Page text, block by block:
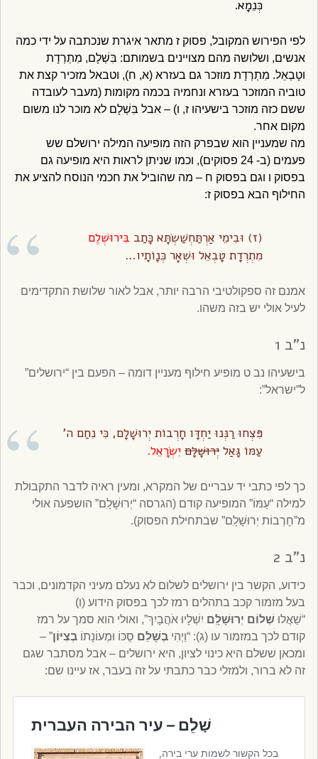
כְּנֵמָא.
לפי הפירוש המקובל, פסוק ז מתאר איגרת שנכתבה על ידי כמה
אנשים, ושלושה מהם מצויינים בשמותם: בִּשְׁלָם, מִתְרְדָת
וטָבְאֵל. מִתְרְדָת מוזכר גם בעזרא (א, ח), וטבאל מזכיר קצת את
טוביה המוזכר בעזרא ונחמיה בכמה מקומות (מעבר לעובדה
ששם כזה מוזכר בישעיהו ז, ו) – אבל בִּשְׁלָם לא מוכר לנו משום
מקום אחר.
מה שמעניין הוא שבפרק הזה מופיעה המילה ירושלם שש
פעמים (ב- 24 פסוקים), וכמו שניתן לראות היא מופיעה גם
בפסוק ו וגם בפסוק ח – מה שהוביל את חכמי הנוסח להציע את
החילוף הבא בפסוק ז:
(ז) וּבִימֵי אַרְתַּחְשַׁשְׂתָּא כָּתַב בִּירוּשְׁלֶם
מִתְרְדָת טָבְאֵל וּשְׁאָר כְּנָו‍ֹתָיו…
אמנם זה ספקולטיבי הרבה יותר, אבל לאור שלושת התקדימים
לעיל אולי יש בזה משהו.
נ”ב 1
בישעיהו נב ט מופיע חילוף מעניין דומה – הפעם בין “ירושלים”
ל”ישראל”:
פִּצְחוּ רַנְּנוּ יַחְדָּו חָרְבוֹת יְרוּשָׁלָ‍ִם, כִּי נִחַם ה’
עַמּוֹ גָּאַליְרוּשָׁלָ‍ִם יִשְׂרָאֵל.
כך לפי כתבי יד עבריים של המקרא, ומעין ראיה לדבר התקבולת
למילה “עַמּוֹ” המופיעה קודם (הגרסה “יְרוּשָׁלָ‍ִם” הושפעה אולי
מ”חָרְבוֹת יְרוּשָׁלָ‍ִם” שבתחילת הפסוק).
נ”ב 2
כידוע, הקשר בין ירושלים לשלום לא נעלם מעיני הקדמונים, וכבר
בעל מזמור קכב בתהלים רמז לכך בפסוק הידוע (ו)
“שַׁאֲלוּשְׁלוֹם יְרוּשָׁלִָם יִשְׁלָיוּ אֹהֲבָיִךְ”, ואולי הוא סמך על רמז
קודם לכך במזמור עו (ג): “וַיְהִיבְשָׁלֵם סֻכּוֹ וּמְעוֹנָתוֹבְצִיּוֹן” –
ומכאן ששלם היא כינוי לציון, היא ירושלים – אבל מסתבר שגם
זה לא ברור, ולמזלי כבר כתבתי על זה בעבר, אז עיינו שם: